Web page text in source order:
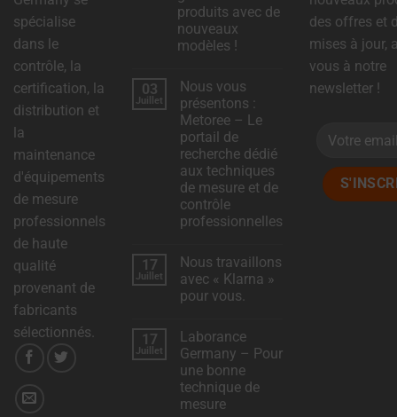
spécialise
dans le
contrôle, la
certification, la
distribution et
la
maintenance
d'équipements
de mesure
professionnels
de haute
qualité
provenant de
fabricants
sélectionnés.
produits avec de
nouveaux
modèles !
sur
DSC-
Electronics
élargit
sa
gamme
de
produits
avec
de
nouveaux
modèles
03
Juillet
Nous vous
présentons :
Metoree – Le
portail de
recherche dédié
aux techniques
de mesure et de
contrôle
professionnelles
sur
Nous
vous
présentons
–
Le
portail
de
recherche
dédié
aux
techniques
17
Juillet
Nous travaillons
avec « Klarna »
pour vous.
sur
Nous
travaillons
avec
«
Klarna
17
Juillet
Laborance
Germany – Pour
une bonne
technique de
mesure
des offres et
mises à jour,
vous à notre
newsletter !